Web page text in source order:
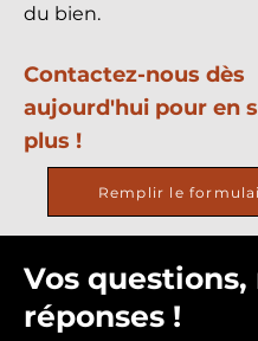
du bien.
Contactez-nous dès
aujourd'hui pour en
plus !
Remplir le
Vos questions,
réponses !